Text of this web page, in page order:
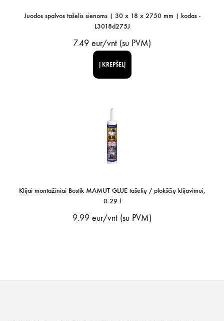
Juodos spalvos tašelis sienoms | 30 x 18 x 2750 mm | kodas -
L3018d275J
7.49 eur/vnt (su PVM)
Į KREPŠELĮ
Klijai montažiniai Bostik MAMUT GLUE tašelių / plokščių klijavimui,
0.29 l
9.99 eur/vnt (su PVM)